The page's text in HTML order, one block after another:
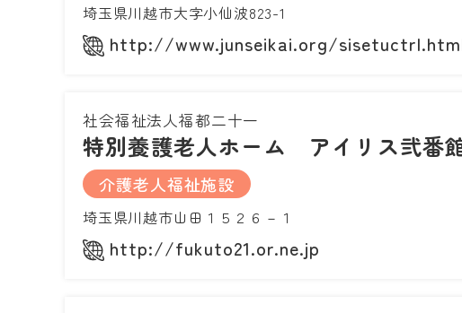
埼玉県川越市大字小仙波823-1
http://www.junseikai.org/
社会福祉法人福都二十一
特別養護老人ホーム アイリス弐番
介護老人福祉施設
埼玉県川越市山田１５２６－１
http://fukuto21.or.ne.jp